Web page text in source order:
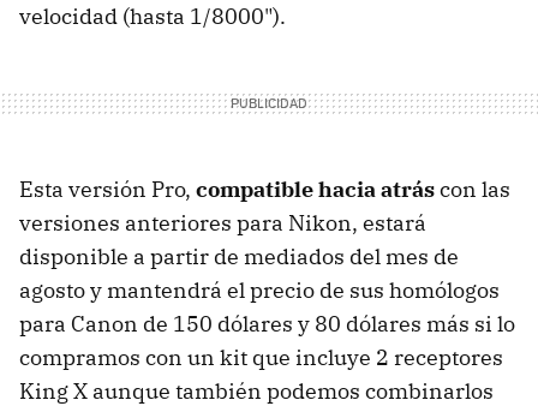
velocidad (hasta 1/8000").
Esta versión Pro, compatible hacia atráscon las
versiones anteriores para Nikon, estará
disponible a partir de mediados del mes de
agosto y mantendrá el precio de sus homólogos
para Canon de 150 dólares y 80 dólares más si lo
compramos con un kit que incluye 2 receptores
King X aunque también podemos combinarlos